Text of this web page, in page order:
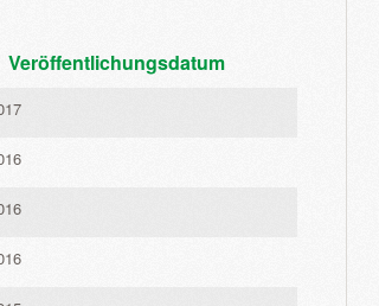
Veröffentlichungsdatum